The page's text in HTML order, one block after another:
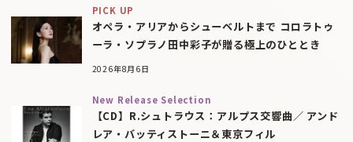
PICK UP
オペラ・アリアからシューベルトまで コロラトゥ
ーラ・ソプラノ田中彩子が贈る極上のひととき
2026年8月6日
New Release Selection
【CD】R.シュトラウス：アルプス交響曲／ アンド
レア・バッティストーニ＆東京フィル